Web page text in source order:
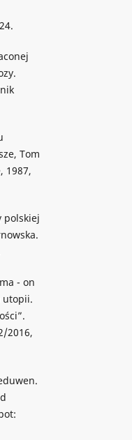
Tom
1987,
polskiej
- on
utopii.
2016,